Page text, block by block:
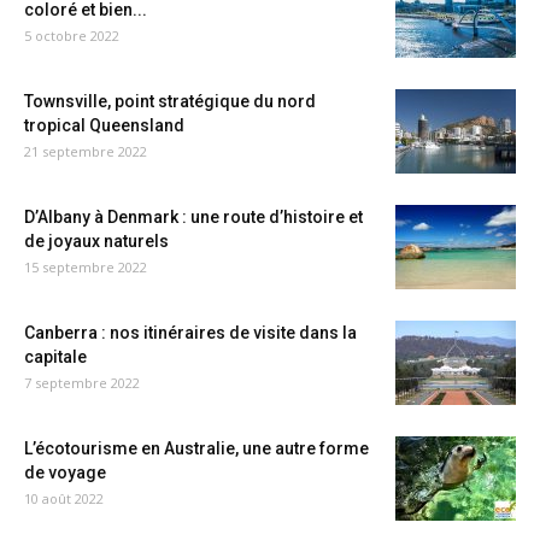
coloré et bien...
5 octobre 2022
Townsville, point stratégique du nord
tropical Queensland
21 septembre 2022
D’Albany à Denmark : une route d’histoire et
de joyaux naturels
15 septembre 2022
Canberra : nos itinéraires de visite dans la
capitale
7 septembre 2022
L’écotourisme en Australie, une autre forme
de voyage
10 août 2022